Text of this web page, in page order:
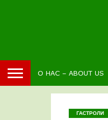
О НАС – ABOUT US
ГАСТРОЛИ